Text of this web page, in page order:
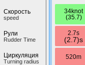
Скорость
speed
Рули
Rudder Time
Циркуляция
Turning radius
34knot
(35.7)
2.7s
(2.7)s
520m